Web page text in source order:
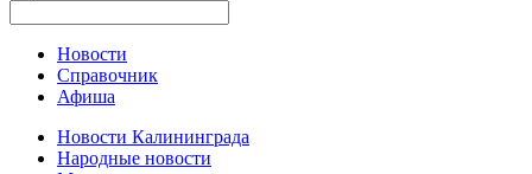
Новости
Справочник
Афиша
Новости Калининграда
Народные новости